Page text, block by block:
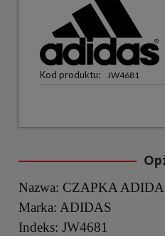
Kod produktu: JW4681
Nazwa: CZAPKA
Marka: ADIDAS
Indeks: JW4681